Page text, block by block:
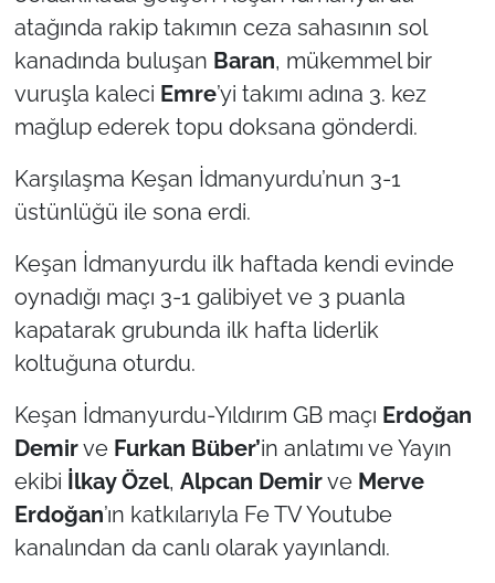
atağında rakip takımın ceza sahasının sol
kanadında buluşan Baran, mükemmel bir
vuruşla kaleci Emre’yi takımı adına 3. kez
mağlup ederek topu doksana gönderdi.
Karşılaşma Keşan İdmanyurdu’nun 3-1
üstünlüğü ile sona erdi.
Keşan İdmanyurdu ilk haftada kendi evinde
oynadığı maçı 3-1 galibiyet ve 3 puanla
kapatarak grubunda ilk hafta liderlik
koltuğuna oturdu.
Keşan İdmanyurdu-Yıldırım GB maçı Erdoğan
Demirve Furkan Büber’in anlatımı ve Yayın
ekibi İlkay Özel, Alpcan Demirve Merve
Erdoğan’ın katkılarıyla Fe TV Youtube
kanalından da canlı olarak yayınlandı.